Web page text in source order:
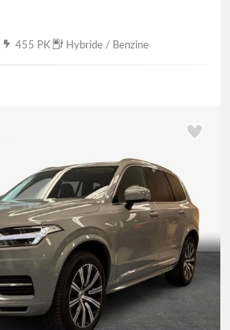
455 PK Hybride / Benzine